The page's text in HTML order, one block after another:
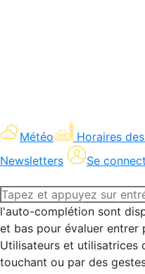
Météo Horaires
Newsletters
Se
Recherche
:l'auto-complétion sont
et bas pour évaluer entrer
Utilisateurs et utilisatrices
touchant ou par des